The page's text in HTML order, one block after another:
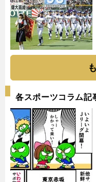
各スポーツコラム記